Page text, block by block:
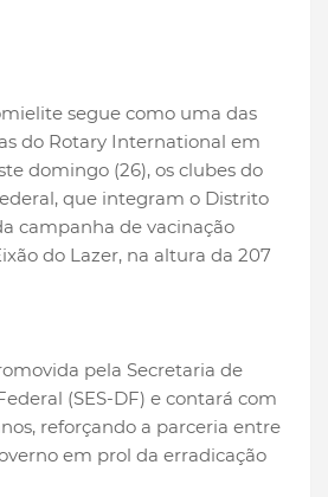
segue como uma das
do Rotary International em
domingo (26), os clubes do
que integram o Distrito
campanha de vacinação
do Lazer, na altura da 207
pela Secretaria de
(SES-DF) e contará com
reforçando a parceria entre
em prol da erradicação